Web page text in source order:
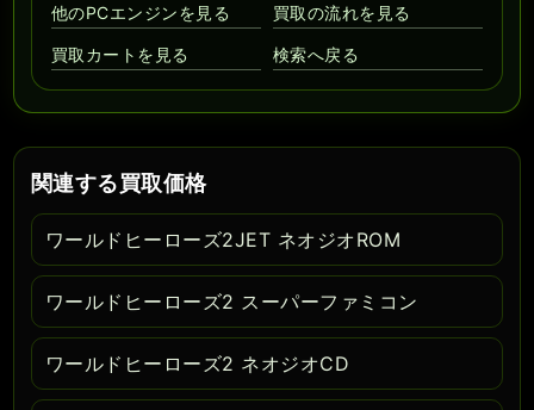
他のPCエンジンを見る
買取の流れを見る
買取カートを見る 検索へ戻る
関連する買取価格
ワールドヒーローズ2JET ネオジオROM
ワールドヒーローズ2 スーパーファミコン
ワールドヒーローズ2 ネオジオCD